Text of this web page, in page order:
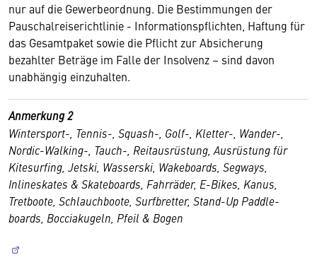
nur auf die Gewerbeordnung. Die Bestimmungen der
Pauschalreiserichtlinie - Informationspflichten, Haftung für
das Gesamtpaket sowie die Pflicht zur Absicherung
bezahlter Beträge im Falle der Insolvenz – sind davon
unabhängig einzuhalten.
Anmerkung 2
Wintersport-, Tennis-, Squash-, Golf-, Kletter-, Wander-,
Nordic-Walking-, Tauch-, Reitausrüstung, Ausrüstung für
Kitesurfing, Jetski, Wasserski, Wakeboards, Segways,
Inlineskates & Skateboards, Fahrräder, E-Bikes, Kanus,
Tretboote, Schlauchboote, Surfbretter, Stand-Up Paddle-
boards, Bocciakugeln, Pfeil & Bogen